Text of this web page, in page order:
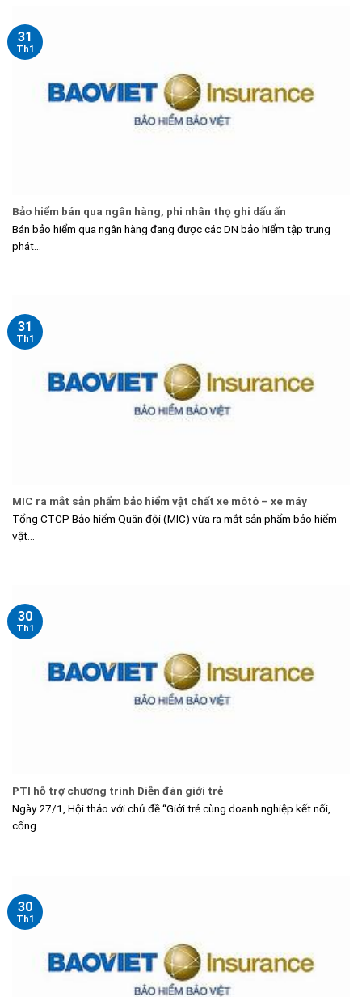
Bảo hiểm bán qua ngân hàng, phi nhân thọ ghi dấu ấn
Bán bảo hiểm qua ngân hàng đang được các DN bảo hiểm tập trung
phát...
31
Th1
MIC ra mắt sản phẩm bảo hiểm vật chất xe môtô – xe máy
Tổng CTCP Bảo hiểm Quân đội (MIC) vừa ra mắt sản phẩm bảo hiểm
vật...
31
Th1
PTI hỗ trợ chương trình Diễn đàn giới trẻ
Ngày 27/1, Hội thảo với chủ đề “Giới trẻ cùng doanh nghiệp kết nối,
cống...
30
Th1
30
Th1